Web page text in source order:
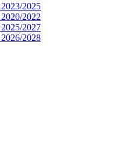
2025
2022
2027
2028